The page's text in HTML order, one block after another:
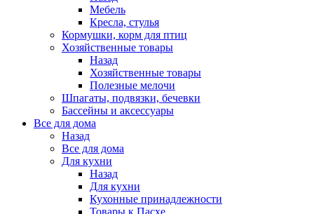
Мебель
Кресла, стулья
Кормушки, корм для птиц
Хозяйственные товары
Назад
Хозяйственные товары
Полезные мелочи
Шпагаты, подвязки, бечевки
Бассейны и аксессуары
Все для дома
Назад
Все для дома
Для кухни
Назад
Для кухни
Кухонные принадлежности
Товары к Пасхе